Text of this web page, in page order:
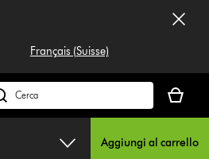
Français (Suisse)
carrello
è
Aggiungi al carrello